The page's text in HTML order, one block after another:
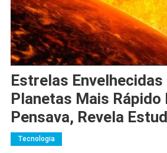
Estrelas Envelhecidas
Planetas Mais Rápido
Pensava, Revela
Tecnologia